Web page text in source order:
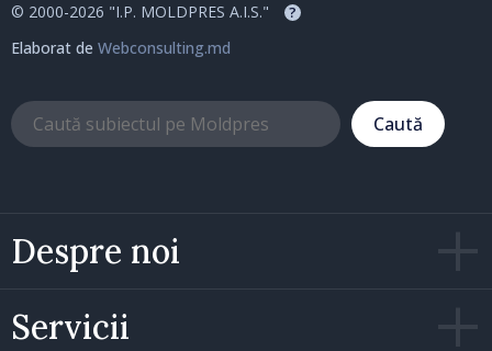
Despre noi
Servicii
© 2000-2026 "I.P. MOLDPRES A.I.S." ?
Elaborat de Webconsulting.md
Caută